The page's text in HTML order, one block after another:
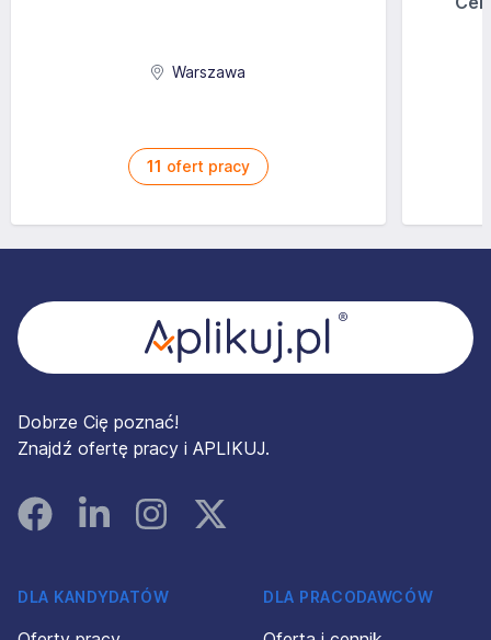
Aplikuj
Warszawa
11 ofert pracy
Dobrze Cię poznać!
Znajdź ofertę pracy i APLIKUJ.
FacebookLinked InInstagramInstagram
DLA KANDYDATÓW DLA PRACODAWCÓW